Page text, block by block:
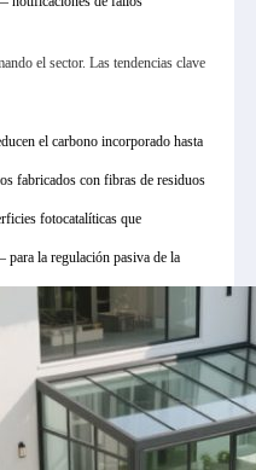
el sector. Las tendencias clave
el carbono incorporado hasta
fabricados con fibras de residuos
fotocatalíticas que
la regulación pasiva de la